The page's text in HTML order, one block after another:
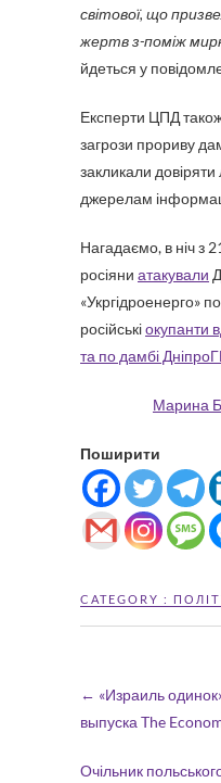
світової, що
жертв з-поміж
йдеться у
Експерти ЦПД
загрози прориву
закликали
джерелам
Нагадаємо, в ніч з
росіяни атакували
«Укргідроенерго»
російськіокупанти
та по дамбі
Марина
Поширити
CATEGORY :
← «Израиль
выпуска The
Очільник